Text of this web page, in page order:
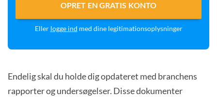
OPRET EN GRATIS KONTO
Eller logge ind med dine legitimationsoplysninger
Endelig skal du holde dig opdateret med branchens
rapporter og undersøgelser. Disse dokumenter